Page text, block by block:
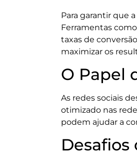
Para garantir que
Ferramentas
taxas de
maximizar os
O Papel
As redes sociais
otimizado nas
podem ajudar a